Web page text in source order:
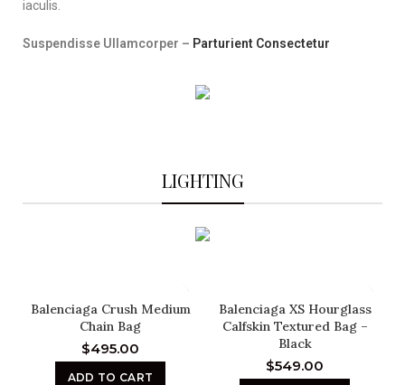
iaculis.
Suspendisse Ullamcorper – Parturient Consectetur
LIGHTING
Balenciaga Crush Medium
Chain Bag
$495.00
ADD TO CART
Balenciaga XS Hourglass
Calfskin Textured Bag –
Black
$549.00